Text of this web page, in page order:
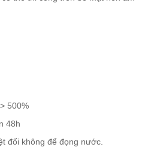
500%
48h
đối không để đọng nước.